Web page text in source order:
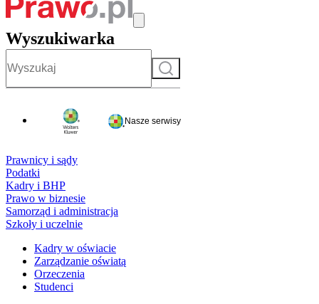
Wyszukiwarka
Szukaj
Nasze serwisy
Prawnicy i sądy
Podatki
Kadry i BHP
Prawo w biznesie
Samorząd i administracja
Szkoły i uczelnie
Kadry w oświacie
Zarządzanie oświatą
Orzeczenia
Studenci